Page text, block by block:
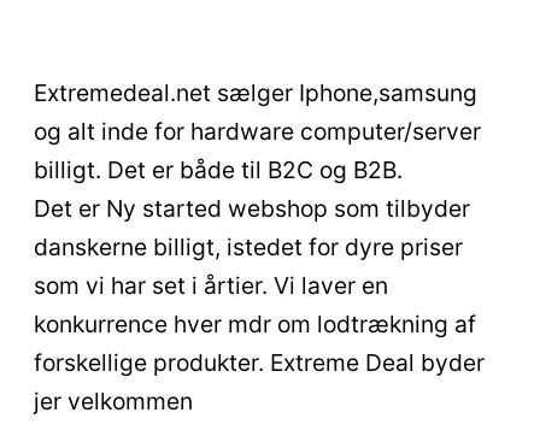
Extremedeal.net sælger Iphone,samsung
og alt inde for hardware computer/server
billigt. Det er både til B2C og B2B.
Det er Ny started webshop som tilbyder
danskerne billigt, istedet for dyre priser
som vi har set i årtier. Vi laver en
konkurrence hver mdr om lodtrækning af
forskellige produkter. Extreme Deal byder
jer velkommen